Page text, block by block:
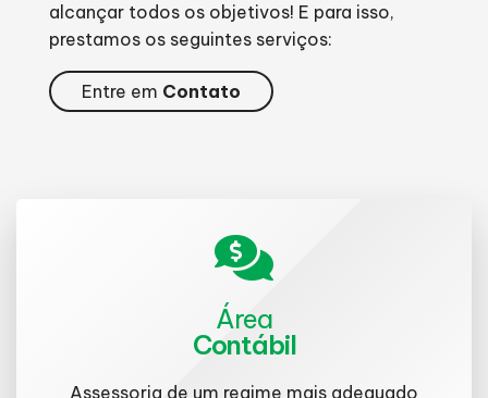
alcançar todos os objetivos! E para isso,
prestamos os seguintes serviços:
Entre em Contato
Área
Contábil
Assessoria de um regime mais adequado